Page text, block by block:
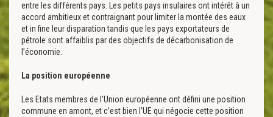
entre les différents pays. Les petits pays insulaires ont intérêt à un
accord ambitieux et contraignant pour limiter la montée des eaux
et in fine leur disparation tandis que les pays exportateurs de
pétrole sont affaiblis par des objectifs de décarbonisation de
l’économie.
La position européenne
Les Etats membres de l’Union européenne ont défini une position
commune en amont, et c’est bien l’UE qui négocie cette position